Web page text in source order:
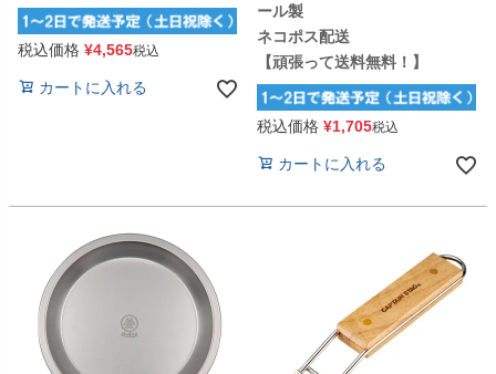
税込価格 ¥4,565税込
カートに入れる
ール製
ネコポス配送
【頑張って送料無料！】
税込価格 ¥1,705税込
カートに入れる